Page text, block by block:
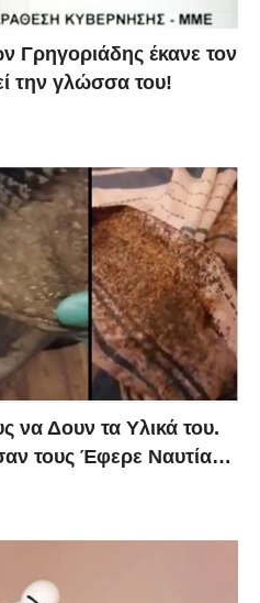
Γρηγοριάδης έκανε τον
την γλώσσα του!
να Δουν τα Υλικά του.
τους Έφερε Ναυτία…